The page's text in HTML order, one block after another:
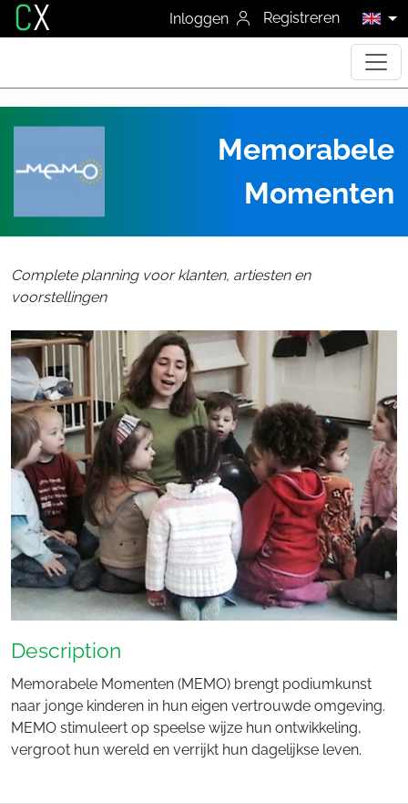
CX Inloggen Registreren
Memorabele
Momenten
Complete planning voor klanten, artiesten en
voorstellingen
Description
Memorabele Momenten (MEMO) brengt podiumkunst
naar jonge kinderen in hun eigen vertrouwde omgeving.
MEMO stimuleert op speelse wijze hun ontwikkeling,
vergroot hun wereld en verrijkt hun dagelijkse leven.